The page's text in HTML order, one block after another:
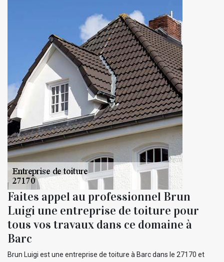
Faites appel au professionnel Brun
Luigi une entreprise de toiture pour
tous vos travaux dans ce domaine à
Barc
Brun Luigi est une entreprise de toiture à Barc dans le 27170 et